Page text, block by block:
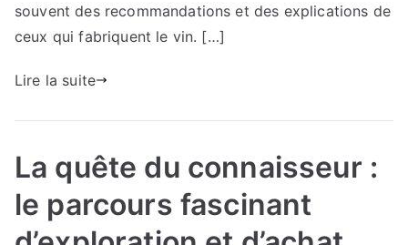
d’acquérir
caves
illustres
votre
compréhension
souvent des recommandations et des explications de
ceux qui fabriquent le vin. […]
Lire la suite
La quête du connaisseur :
le parcours fascinant